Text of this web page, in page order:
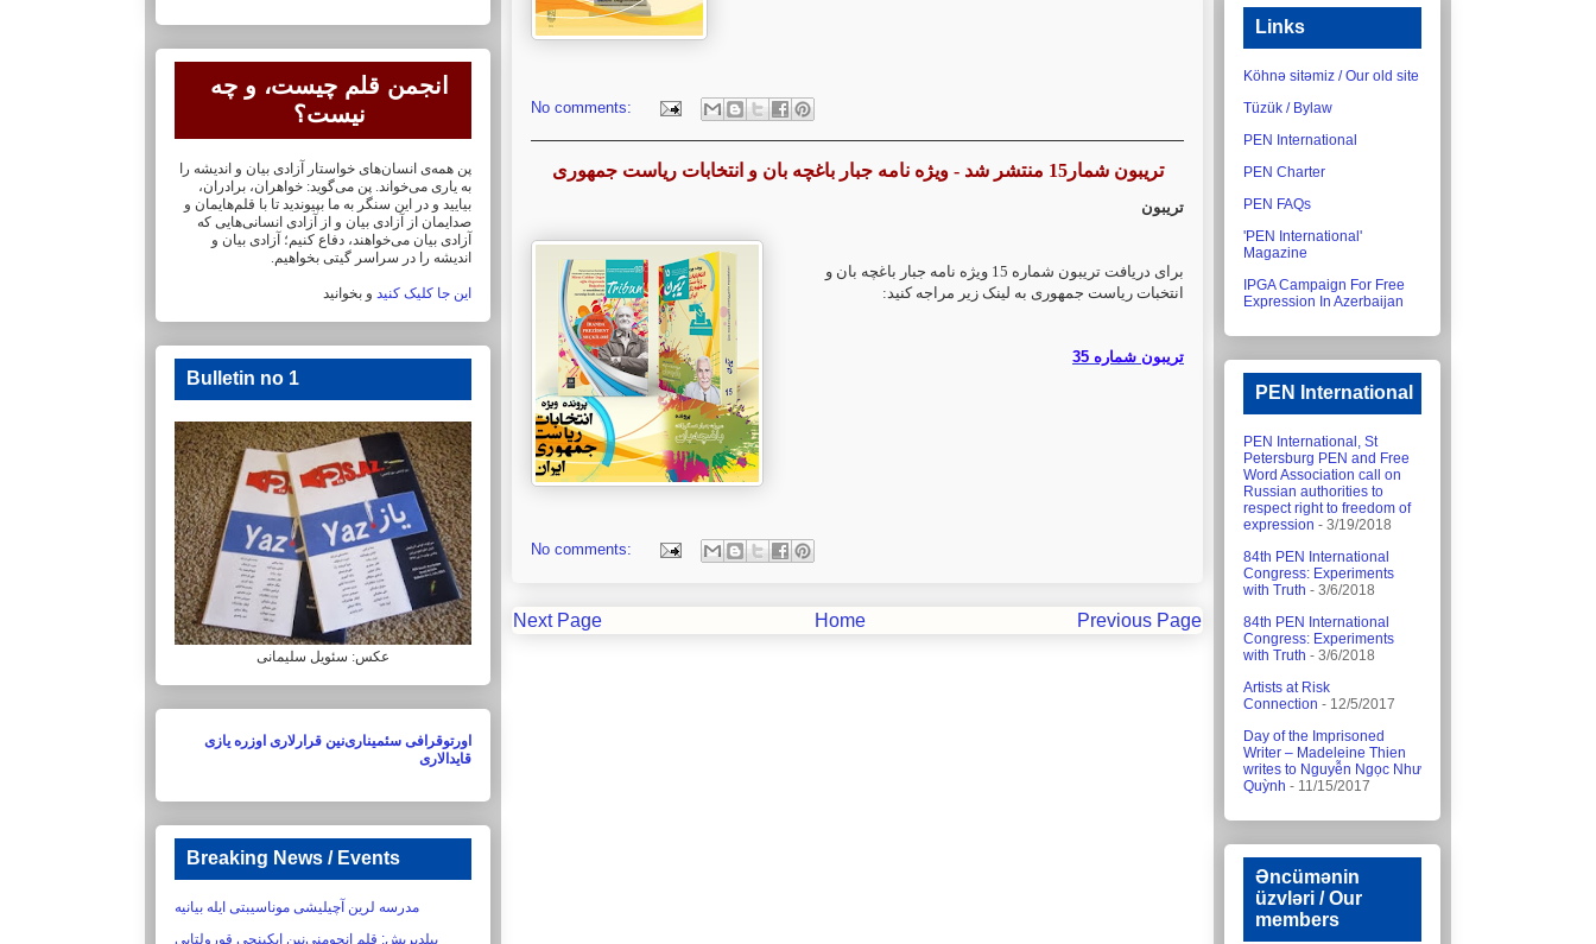
No comments:
تریبون شمار15 منتشر شد - ویژه نامه جبار باغچه بان و انتخابات ریاست جمهوری
تریبون
برای دریافت تریبون شماره 15 ویژه نامه جبار باغچه بان و
انتخبات ریاست جمهوری به لینک زیر مراجه کنید:
تریبون شماره 35
No comments:
Next Page Previous Page
Home
انجمن قلم چیست، و چه
نیست؟
پن همه‌ی انسان‌های خواستار آزادی بیان و اندیشه را
به یاری می‌خواند. پن می‌گوید: خواهران، ‏برادران،
بیایید و در این سنگر به ما بپیوندید تا با قلم‌هایمان‏ و
صدایمان از آزادی بیان و از آزادی ‏انسانی‌هایی که
آزادی بیان می‌خواهند، دفاع کنیم؛ آزادی بیان و
اندیشه را در سراسر گیتی ‏بخواهیم.
این جا کلیک کنید و بخوانید
Bulletin no 1
عکس: سئویل سلیمانی
اورتوقرافی سئمیناری‌نین قرارلاری اوزره یازی
قایدالاری
Breaking News / Events
مدرسه لرین آچیلیشی موناسیبتی ایله بیانیه
بیلدیریش:‏ قلم انجومنی‌نین ایکینجی قورولتایی
Links
Köhnə sitəmiz / Our old site
Tüzük / Bylaw
PEN International
PEN Charter
PEN FAQs
'PEN International'
Magazine
IPGA Campaign For Free
Expression In Azerbaijan
PEN International
PEN International, St
Petersburg PEN and Free
Word Association call on
Russian authorities to
respect right to freedom of
expression - 3/19/2018
84th PEN International
Congress: Experiments
with Truth - 3/6/2018
84th PEN International
Congress: Experiments
with Truth - 3/6/2018
Artists at Risk
Connection - 12/5/2017
Day of the Imprisoned
Writer – Madeleine Thien
writes to Nguyễn Ngọc Như
Quỳnh - 11/15/2017
Əncümənin
üzvləri / Our
members